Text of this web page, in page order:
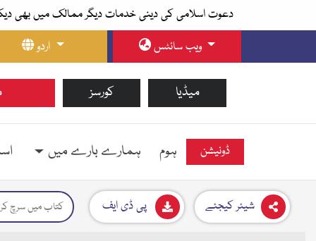
دعوت اسلامی کی دینی خدمات دیگر ممالک میں بھی
اردو
ویب سائٹس
کورسز میڈیا
ہوم ہمارے بارے میں ڈونیشن
پی ڈی ایف شیئر کیجئے